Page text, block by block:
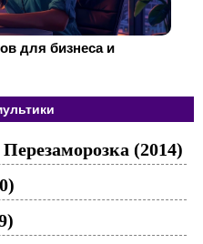
для бизнеса и
(2014)